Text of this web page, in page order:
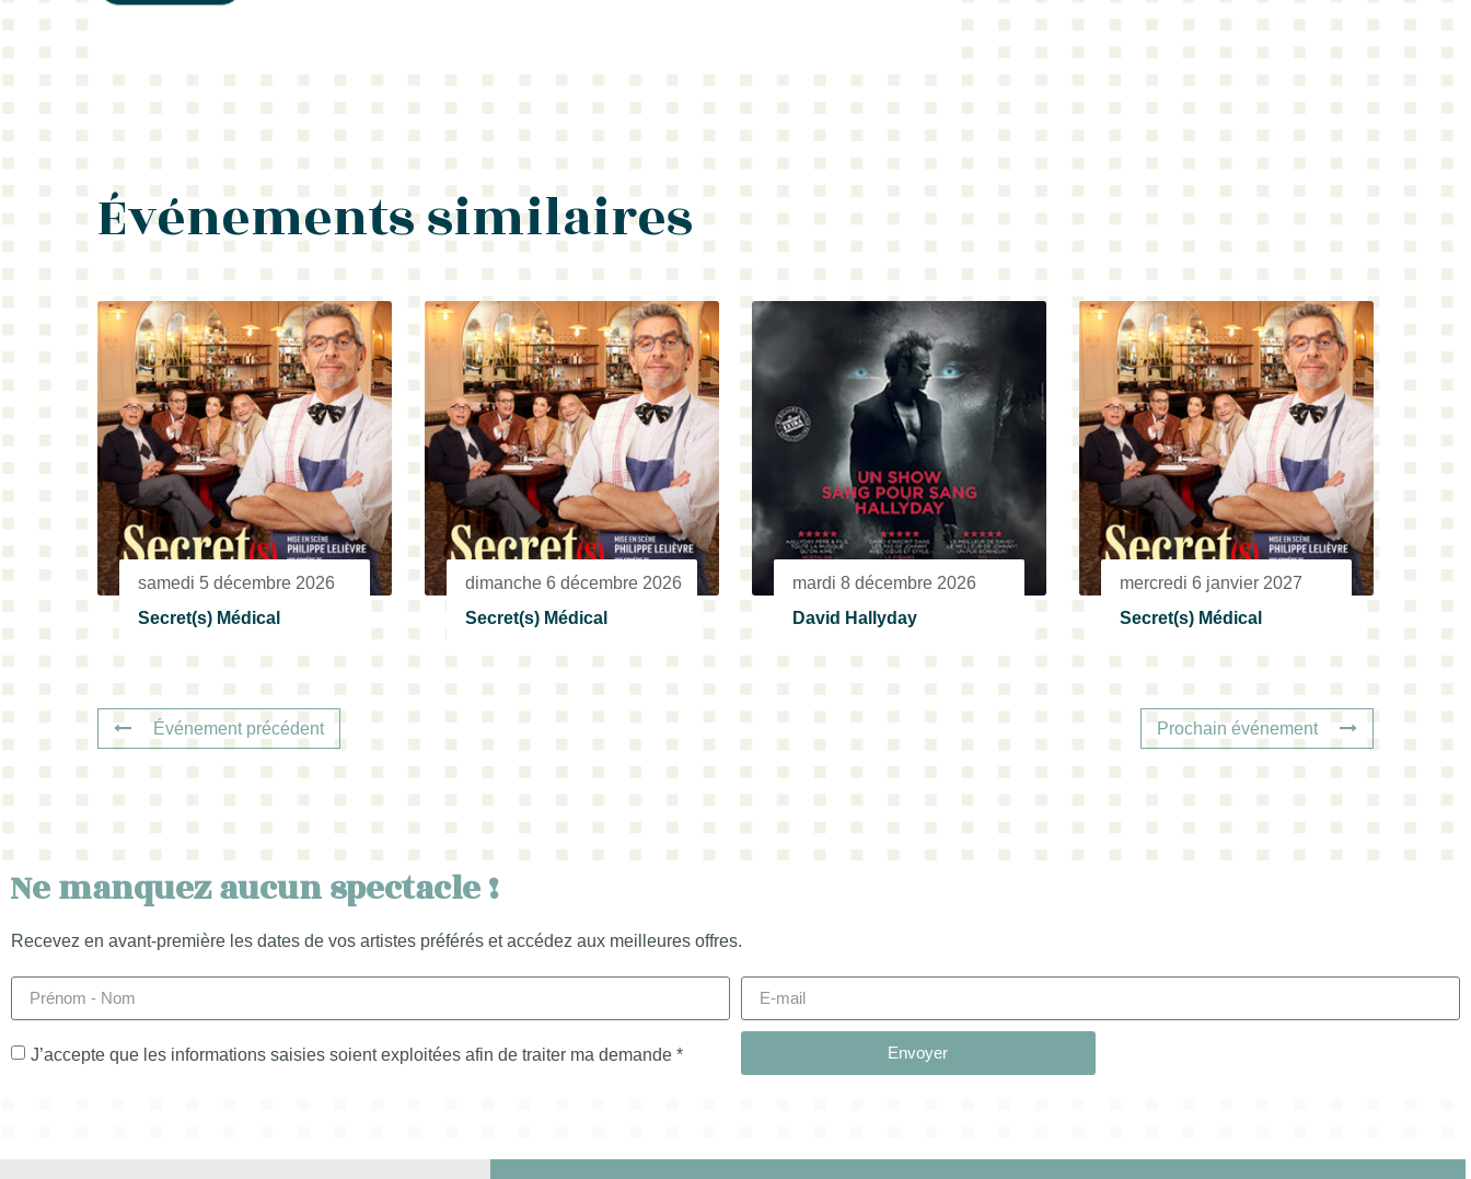
Événements similaires
samedi 5 décembre 2026
Secret(s) Médical
dimanche 6 décembre 2026
Secret(s) Médical
mardi 8 décembre 2026
David Hallyday
mercredi 6 janvier 2027
Secret(s) Médical
Événement précédent Prochain événement
Ne manquez aucun spectacle !
Recevez en avant-première les dates de vos artistes préférés et accédez aux meilleures offres.
J’accepte que les informations saisies soient exploitées afin de traiter ma demande * Envoyer